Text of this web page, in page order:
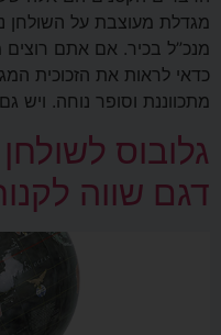
מגדלת מעוצבת על השולחן
מנכ”ל בכיר. אם אתם
כדאי לראות את הזכוכית
מתכווננת וסופר נוחה. ויש
גלובוס
דגם שווה